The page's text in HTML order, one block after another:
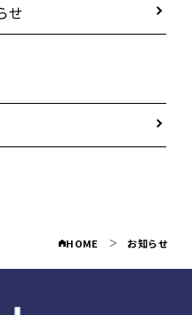
せ
HOME お知らせ